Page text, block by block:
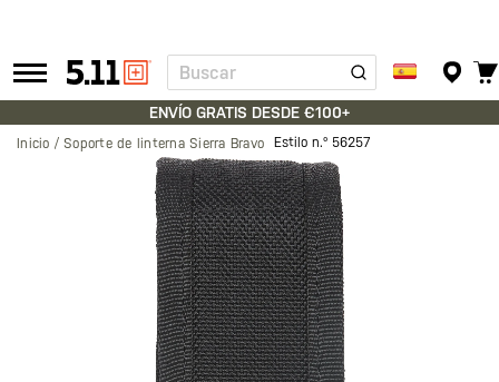
Tactical
Gear
Buscar
ENVÍO GRATIS DESDE €100+
Inicio Soporte de linterna Sierra Bravo Estilo n.º 56257